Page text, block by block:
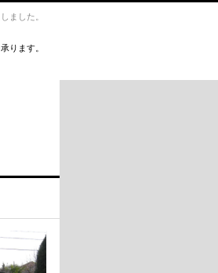
ました。
ります。